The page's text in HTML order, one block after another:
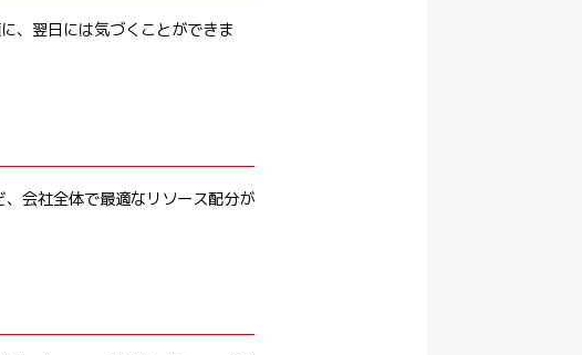
、翌日には気づくことができま
会社全体で最適なリソース配分が